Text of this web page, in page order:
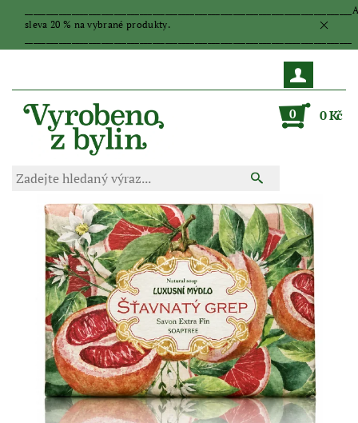
sleva 20 % na vybrané produkty.
0 0 Kč